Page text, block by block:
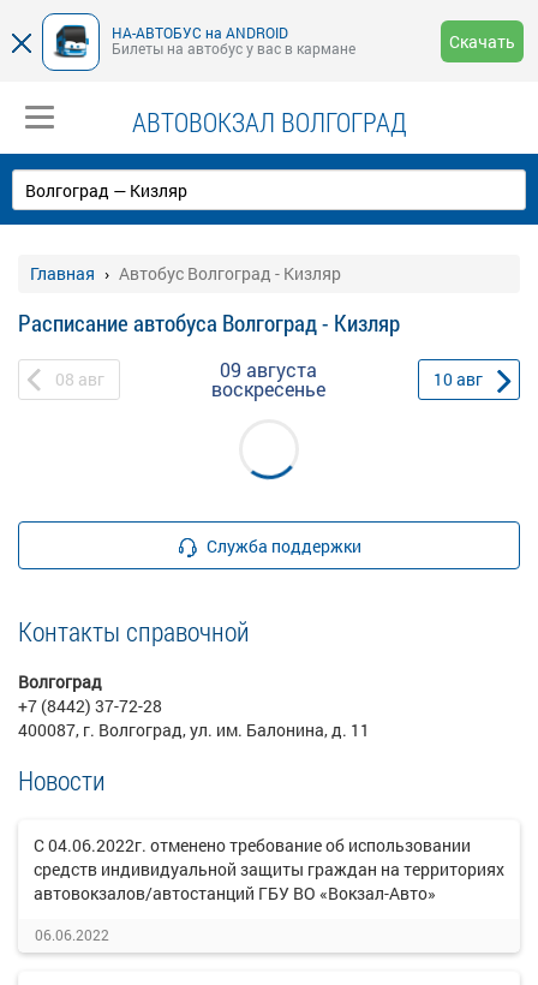
НА-АВТОБУС на ANDROID
Билеты на автобус у вас в кармане
Скачать
АВТОВОКЗАЛ ВОЛГОГРАД
Главная Автобус Волгоград - Кизляр
Расписание автобуса Волгоград - Кизляр
08 авг 09 августа
воскресенье 10авг
Служба поддержки
Контакты справочной
Волгоград
+7 (8442) 37-72-28
400087, г. Волгоград, ул. им. Балонина, д. 11
Новости
С 04.06.2022г. отменено требование об использовании
средств индивидуальной защиты граждан на территориях
автовокзалов/автостанций ГБУ ВО «Вокзал-Авто»
06.06.2022